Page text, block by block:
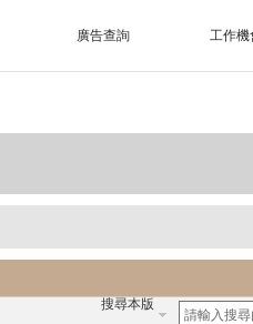
廣告查詢 工作機
搜尋本版